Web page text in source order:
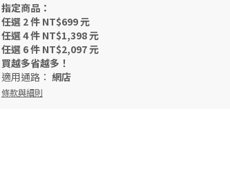
指定商品：
任選 2 件 NT$699 元
任選 4 件 NT$1,398 元
任選 6 件 NT$2,097 元
買越多省越多！
適用通路： 網店
條款與細則